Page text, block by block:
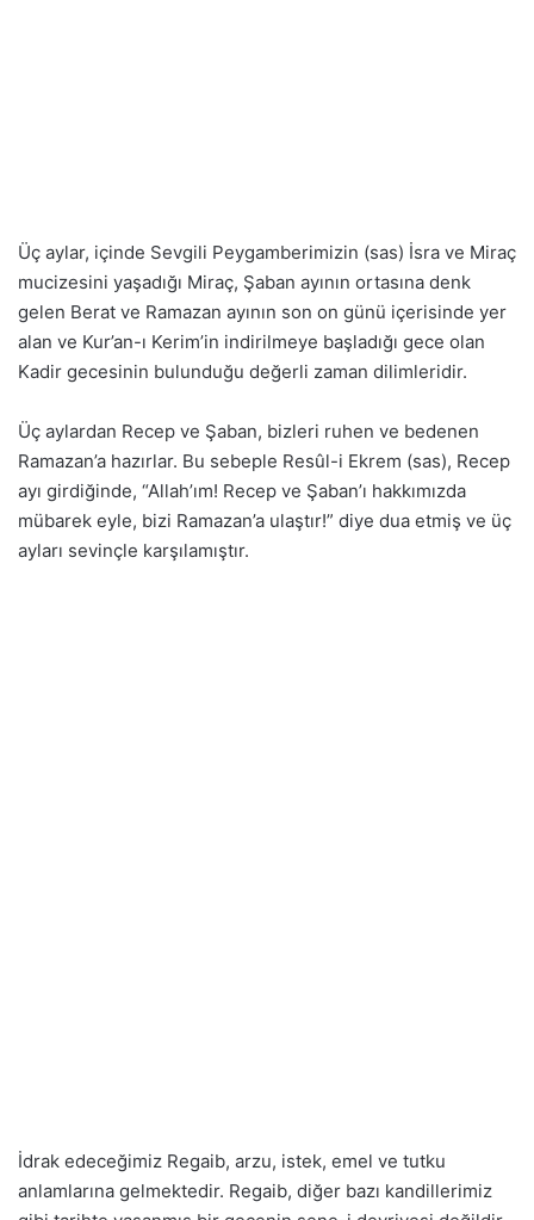
Üç aylar, içinde Sevgili Peygamberimizin (sas) İsra ve Miraç
mucizesini yaşadığı Miraç, Şaban ayının ortasına denk
gelen Berat ve Ramazan ayının son on günü içerisinde yer
alan ve Kur’an-ı Kerim’in indirilmeye başladığı gece olan
Kadir gecesinin bulunduğu değerli zaman dilimleridir.
Üç aylardan Recep ve Şaban, bizleri ruhen ve bedenen
Ramazan’a hazırlar. Bu sebeple Resûl-i Ekrem (sas), Recep
ayı girdiğinde, “Allah’ım! Recep ve Şaban’ı hakkımızda
mübarek eyle, bizi Ramazan’a ulaştır!” diye dua etmiş ve üç
ayları sevinçle karşılamıştır.
İdrak edeceğimiz Regaib, arzu, istek, emel ve tutku
anlamlarına gelmektedir. Regaib, diğer bazı kandillerimiz